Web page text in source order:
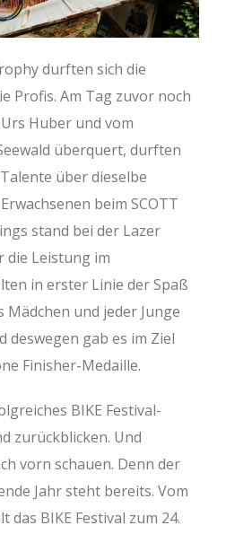
durften sich die
Profis. Am Tag zuvor noch
Huber und vom
überquert, durften
über dieselbe
beim SCOTT
stand bei der Lazer
die Leistung im
in erster Linie der Spaß
Mädchen und jeder Junge
deswegen gab es im Ziel
Finisher-Medaille.
BIKE Festival-
zurückblicken. Und
vorn schauen. Denn der
Jahr steht bereits. Vom
das BIKE Festival zum 24.